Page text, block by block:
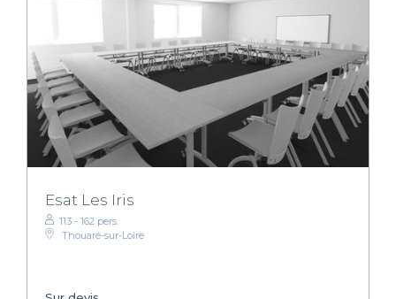
Esat Les Iris
113 - 162 pers.
Thouaré-sur-Loire